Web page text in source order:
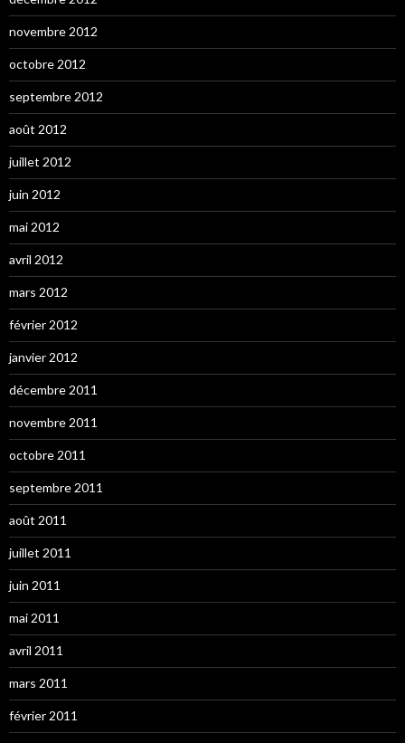
novembre 2012
octobre 2012
septembre 2012
août 2012
juillet 2012
juin 2012
mai 2012
avril 2012
mars 2012
février 2012
janvier 2012
décembre 2011
novembre 2011
octobre 2011
septembre 2011
août 2011
juillet 2011
juin 2011
mai 2011
avril 2011
mars 2011
février 2011